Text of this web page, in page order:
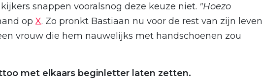
snappen vooralsnog deze keuze niet. "Hoezo
op X. Zo pronkt Bastiaan nu voor de rest van zijn leven
vrouw die hem nauwelijks met handschoenen zou
met elkaars beginletter laten zetten.